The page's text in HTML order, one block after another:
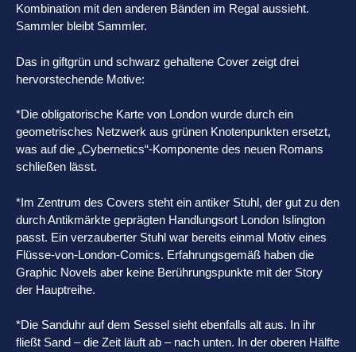
Kombination mit den anderen Bänden im Regal aussieht.
Sammler bleibt Sammler.
Das in giftgrün und schwarz gehaltene Cover zeigt drei
hervorstechende Motive:
*Die obligatorische Karte von London wurde durch ein
geometrisches Netzwerk aus grünen Knotenpunkten ersetzt,
was auf die „Cybernetics“-Komponente des neuen Romans
schließen lässt.
*Im Zentrum des Covers steht ein antiker Stuhl, der gut zu den
durch Antikmärkte geprägten Handlungsort London Islington
passt. Ein verzauberter Stuhl war bereits einmal Motiv eines
Flüsse-von-London-Comics. Erfahrungsgemäß haben die
Graphic Novels aber keine Berührungspunkte mit der Story
der Hauptreihe.
*Die Sanduhr auf dem Sessel sieht ebenfalls alt aus. In ihr
fließt Sand – die Zeit läuft ab – nach unten. In der oberen Hälfte